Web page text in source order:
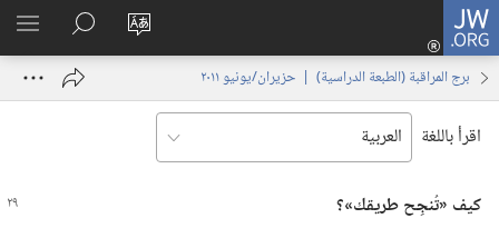
JW.ORG
تغيير
الموقع
تسجيل
الدخول
نافذة
البحث
في
JW.‎ORG
برج المراقبة (‏الطبعة الدراسية)‏ | ‏‎حزيران/يونيو‏ ‏‎٢٠١١‏
اقرأ باللغة
كيف «تُنجِح طريقك»؟‏